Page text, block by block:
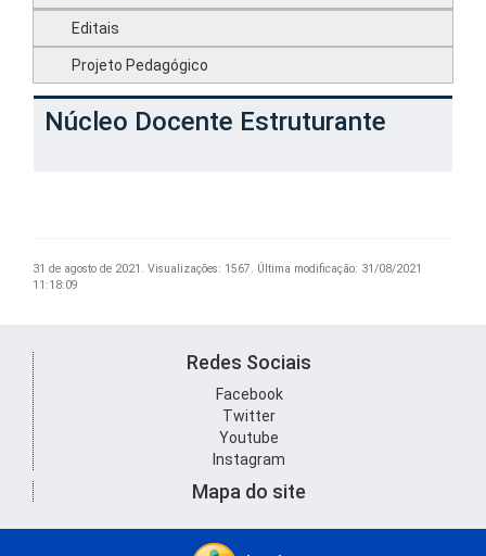
Editais
Projeto Pedagógico
Núcleo Docente Estruturante
31 de agosto de 2021. Visualizações: 1567. Última modificação: 31/08/2021
11:18:09
Redes Sociais
Facebook
Twitter
Youtube
Instagram
Mapa do site